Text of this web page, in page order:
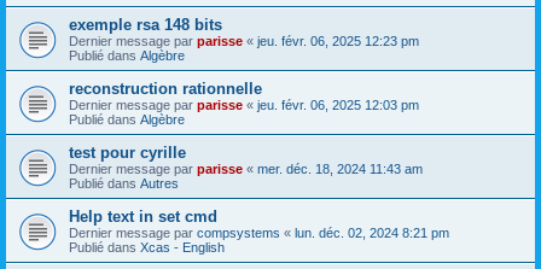
exemple rsa 148 bits
Dernier message par parisse « jeu. févr. 06, 2025 12:23 pm
Publié dans Algèbre
reconstruction rationnelle
Dernier message par parisse « jeu. févr. 06, 2025 12:03 pm
Publié dans Algèbre
test pour cyrille
Dernier message par parisse « mer. déc. 18, 2024 11:43 am
Publié dans Autres
Help text in set cmd
Dernier message par compsystems « lun. déc. 02, 2024 8:21 pm
Publié dans Xcas - English